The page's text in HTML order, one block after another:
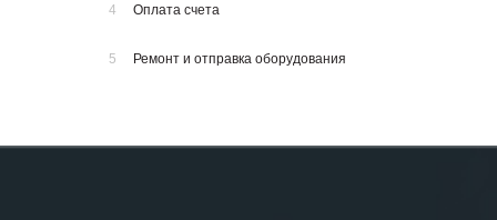
4 Оплата счета
5 Ремонт и отправка оборудования